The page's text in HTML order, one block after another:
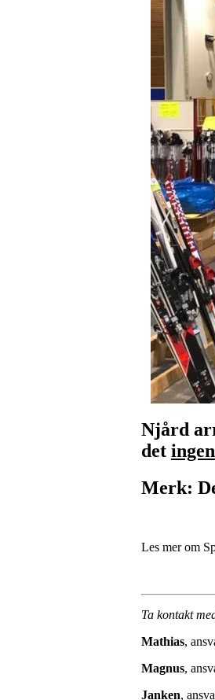
Njård
det ingen
Merk:
Les mer om
Ta kontakt
Mathias,
Magnus,
Janken,